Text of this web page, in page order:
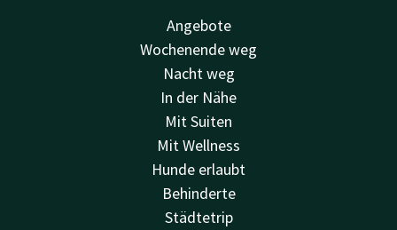
Angebote
Wochenende weg
Nacht weg
In der Nähe
Mit Suiten
Mit Wellness
Hunde erlaubt
Behinderte
Städtetrip